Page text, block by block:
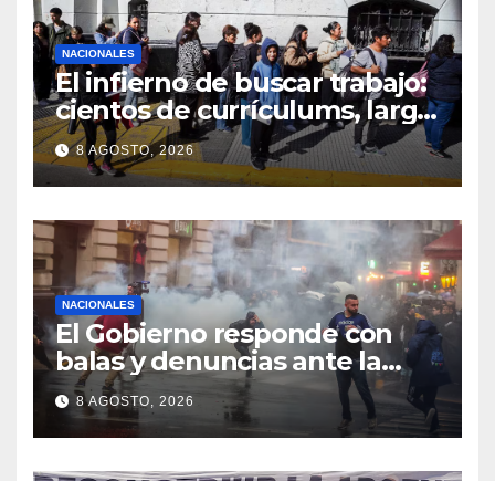
NACIONALES
El infierno de buscar trabajo:
cientos de currículums, larga
espera y menos puestos
registrados
8 AGOSTO, 2026
NACIONALES
El Gobierno responde con
balas y denuncias ante la
protesta
8 AGOSTO, 2026